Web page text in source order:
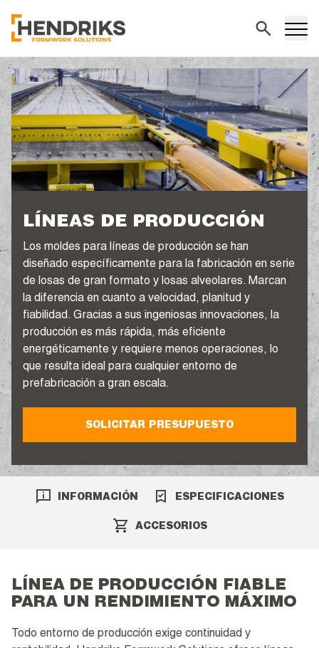
LÍNEAS DE PRODUCCIÓN
Los moldes para líneas de producción se han
diseñado específicamente para la fabricación en serie
de losas de gran formato y losas alveolares. Marcan
la diferencia en cuanto a velocidad, planitud y
fiabilidad. Gracias a sus ingeniosas innovaciones, la
producción es más rápida, más eficiente
energéticamente y requiere menos operaciones, lo
que resulta ideal para cualquier entorno de
prefabricación a gran escala.
SOLICITAR PRESUPUESTO
INFORMACIÓN ESPECIFICACIONES
ACCESORIOS
LÍNEA DE PRODUCCIÓN FIABLE
PARA UN RENDIMIENTO MÁXIMO
Todo entorno de producción exige continuidad y